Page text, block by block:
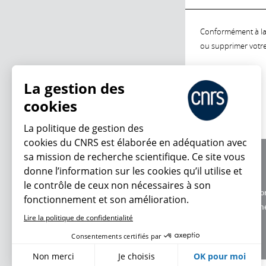
Conformément à
ou supprimer
Charte
Données
La gestion des
cookies
La politique de gestion des
cookies du CNRS est élaborée en adéquation avec
sa mission de recherche scientifique. Ce site vous
donne l’information sur les cookies qu’il utilise et
le contrôle de ceux non nécessaires à son
fonctionnement et son amélioration.
Lire la politique de confidentialité
Consentements certifiés par
Non merci Je choisis OK pour moi